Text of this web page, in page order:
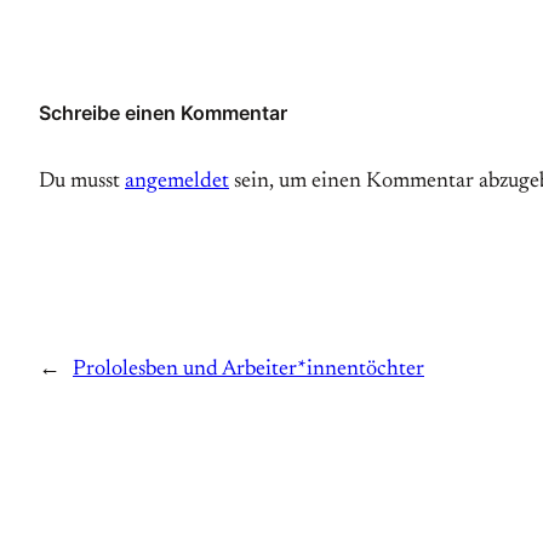
Schreibe einen Kommentar
Du musst angemeldet sein, um einen Kommentar
← Prololesben und Arbeiter*innentöchter